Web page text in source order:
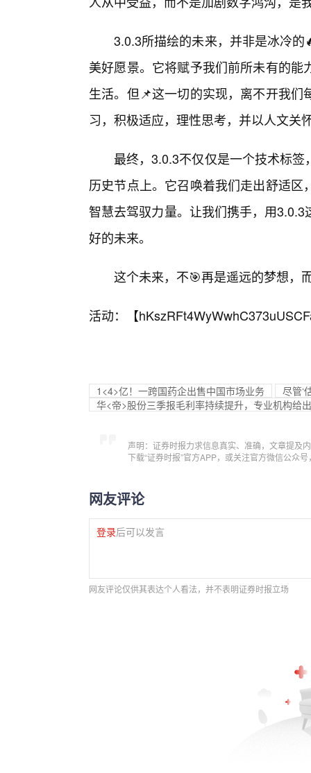
3.0.3所描绘的未来，并非是冰冷
美好愿景。它将赋予我们前所未有的
生活。但📌这一切的实现，离不开我
习，积极适应，理性思考，并以人文关
最终，3.0.3不仅仅是一个技术标
历史节点上。它召唤着我们走出舒适
智慧去驾驭力量。让我们携手，用
好的未来。
这个未来，不🎯再是遥远的梦想，
活动：【
1<4>亿！一跨国药企出售中国市场业务
尽管‘
华<帝>股份三季报毛利率持续提升，专业机构给
声明：证券时报力求信息真实、准确，文章提及
下载“证券时报”官方APP，或关注官方微信公众
网友评论
登录后可以发言
网友评论仅供其表达个人看法，并不表明证券时报立场